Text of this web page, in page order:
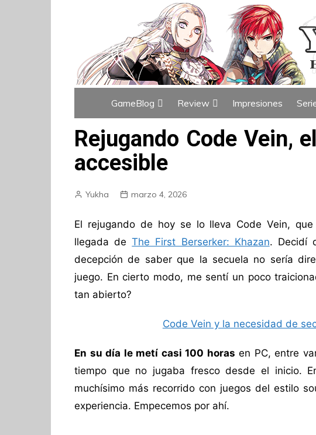
GameBlog
Índice de GameBlog
Review
Índice de Review
Impresiones
Rejugando Code Vein,
accesible
Yukha marzo 4, 2026
El rejugando de hoy se lo lleva Code Vein,
llegada deThe First Berserker: Khazan. Decidí
decepción de saber que la secuela no sería
juego. En cierto modo, me sentí un poco
tan abierto?
Code Vein y la necesidad de
En su día le metí casi 100 horas en PC, entre
tiempo que no jugaba fresco desde el inicio.
muchísimo más recorrido con juegos del estilo
experiencia. Empecemos por ahí.